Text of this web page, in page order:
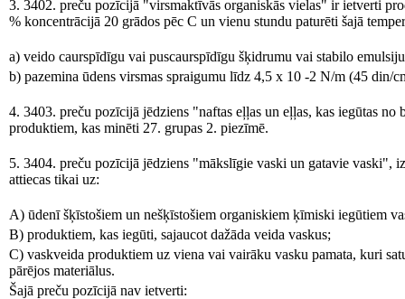
3. 3402. preču pozīcijā "virsmaktīvās organiskās vielas" ir ietverti
% koncentrācijā 20 grādos pēc C un vienu stundu paturēti šajā
a) veido caurspīdīgu vai puscaurspīdīgu šķidrumu vai stabilo
b) pazemina ūdens virsmas spraigumu līdz 4,5 x 10 -2 N/m (45 din/
4. 3403. preču pozīcijā jēdziens "naftas eļļas un eļļas, kas iegūtas no
produktiem, kas minēti 27. grupas 2. piezīmē.
5. 3404. preču pozīcijā jēdziens "mākslīgie vaski un gatavie vaski",
attiecas tikai uz:
A) ūdenī šķīstošiem un nešķīstošiem organiskiem ķīmiski iegūtiem
B) produktiem, kas iegūti, sajaucot dažāda veida vaskus;
C) vaskveida produktiem uz viena vai vairāku vasku pamata, kuri
pārējos materiālus.
Šajā preču pozīcijā nav ietverti: